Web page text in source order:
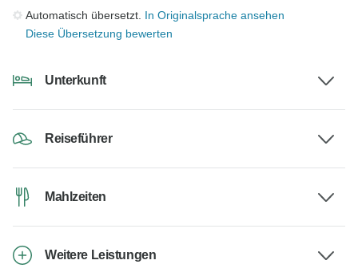
Automatisch übersetzt. In Originalsprache ansehen
Diese Übersetzung bewerten
Unterkunft
Reiseführer
Mahlzeiten
Weitere Leistungen